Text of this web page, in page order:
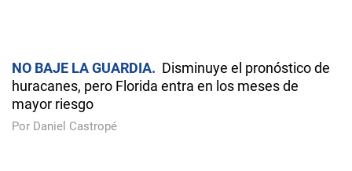
NO BAJE LA GUARDIA
Disminuye el pronóstico de
huracanes, pero Florida entra en los meses de
mayor riesgo
Por Daniel Castropé